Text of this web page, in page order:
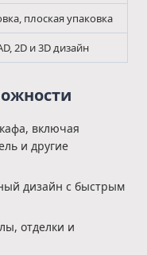
плоская упаковка
2D и 3D дизайн
включая
и другие
дизайн с быстрым
отделки и